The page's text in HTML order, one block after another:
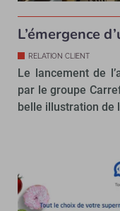
L’émergence
RELATION CLIENT
Le lancement de
par le groupe
belle illustration de